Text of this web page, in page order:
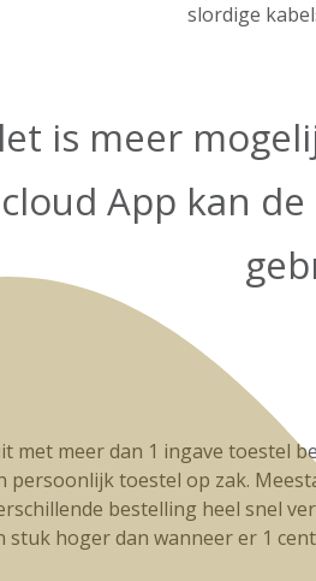
slordige
is meer
App kan
met meer dan 1 ingave toestel
persoonlijk toestel op zak.
bestelling heel snel
stuk hoger dan wanneer er 1